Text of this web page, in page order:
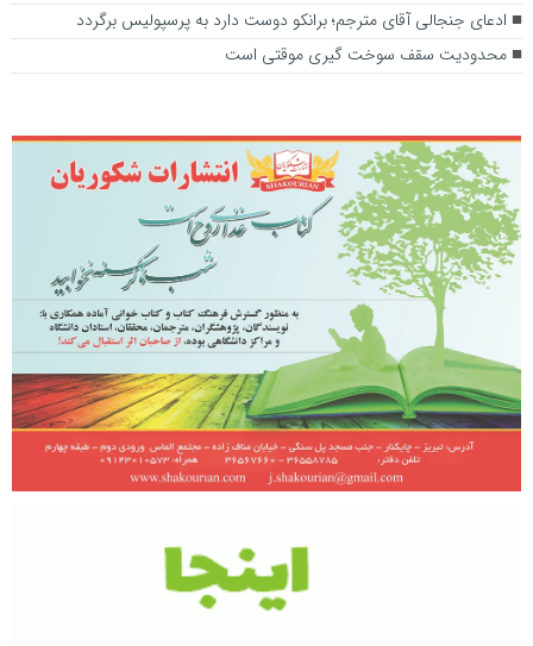
ادعای جنجالی آقای مترجم؛ برانکو دوست دارد به پرسپولیس برگردد
محدودیت سقف سوخت گیری موقتی است